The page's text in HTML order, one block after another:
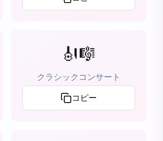
🎻🎼
クラシックコンサート
コピー